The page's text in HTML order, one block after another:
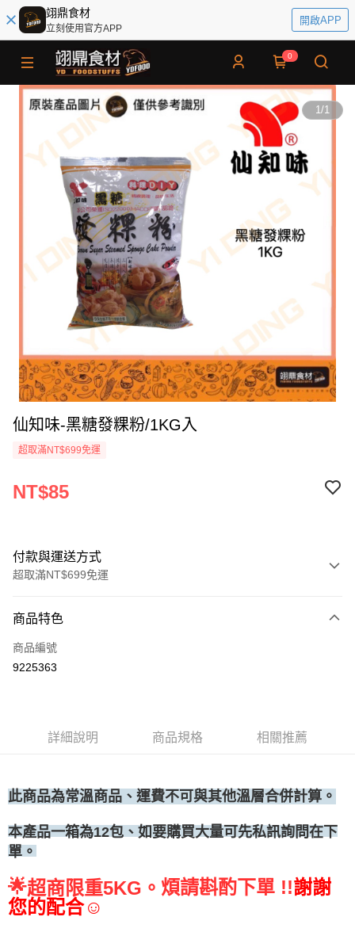
翊鼎食材
立刻使用官方APP
開啟APP
0
1/1
仙知味-黑糖發粿粉/1KG入
超取滿NT$699免運
NT$85
付款與運送方式
超取滿NT$699免運
信用卡一次付款
Apple Pay
每筆NT$60，滿NT$699(含以上)免運費
每筆NT$60，滿NT$699(含以上)免運費
(請點開選項勾選)
每筆NT$250
商品特色
商品編號
9225363
詳細說明 商品規格 相關推薦
此商品為常溫商品、運費不可與其他溫層合併計算。
本產品一箱為12包 、如要購買大量可先私訊詢問在下
單。
🌟超商限重5KG。 煩請斟酌下單 !!謝謝
您的配合☺